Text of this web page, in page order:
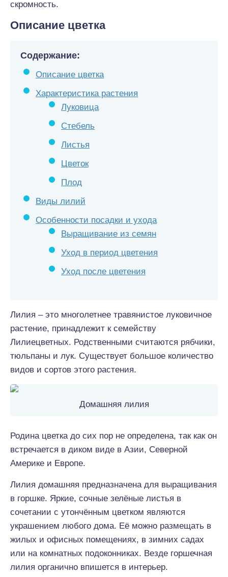
скромность.
Описание цветка
Содержание:
Описание цветка
Характеристика растения
Луковица
Стебель
Листья
Цветок
Плод
Виды лилий
Особенности посадки и ухода
Выращивание из семян
Уход в период цветения
Уход после цветения
Лилия – это многолетнее травянистое луковичное
растение, принадлежит к семейству
Лилиецветных. Родственными считаются рябчики,
тюльпаны и лук. Существует большое количество
видов и сортов этого растения.
Домашняя лилия
Родина цветка до сих пор не определена, так как он
встречается в диком виде в Азии, Северной
Америке и Европе.
Лилия домашняя предназначена для выращивания
в горшке. Яркие, сочные зелёные листья в
сочетании с утончённым цветком являются
украшением любого дома. Её можно размещать в
жилых и офисных помещениях, в зимних садах
или на комнатных подоконниках. Везде горшечная
лилия органично впишется в интерьер.